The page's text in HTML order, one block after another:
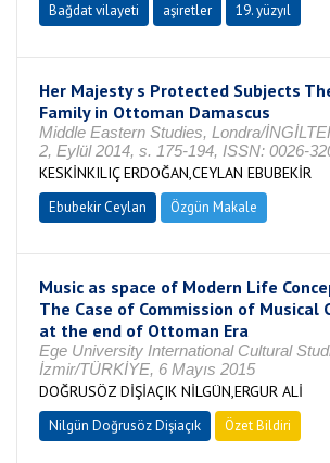
Bağdat vilayeti
aşiretler 19. yüzyıl
Her Majesty s Protected Subjects
Family in Ottoman Damascus
Middle Eastern Studies, Londra/
2, Eylül 2014, s. 175-194, ISSN: 0026-
KESKİNKILIÇ ERDOĞAN,CEYLAN EBUBEKİR
Ebubekir Ceylan Özgün Makale
Music as space of Modern Life
The Case of Commission of Musical
at the end of Ottoman Era
Ege University International Cultural
İzmir/TÜRKİYE, 6 Mayıs 2015
DOĞRUSÖZ DİŞİAÇIK NİLGÜN,ERGUR ALİ
Nilgün Doğrusöz Dişiaçık Özet Bildiri